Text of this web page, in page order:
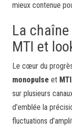
mieux contenue
La
MTI et
Le cœur du
monopulse et MTI
sur plusieurs
d’emblée la
fluctuations